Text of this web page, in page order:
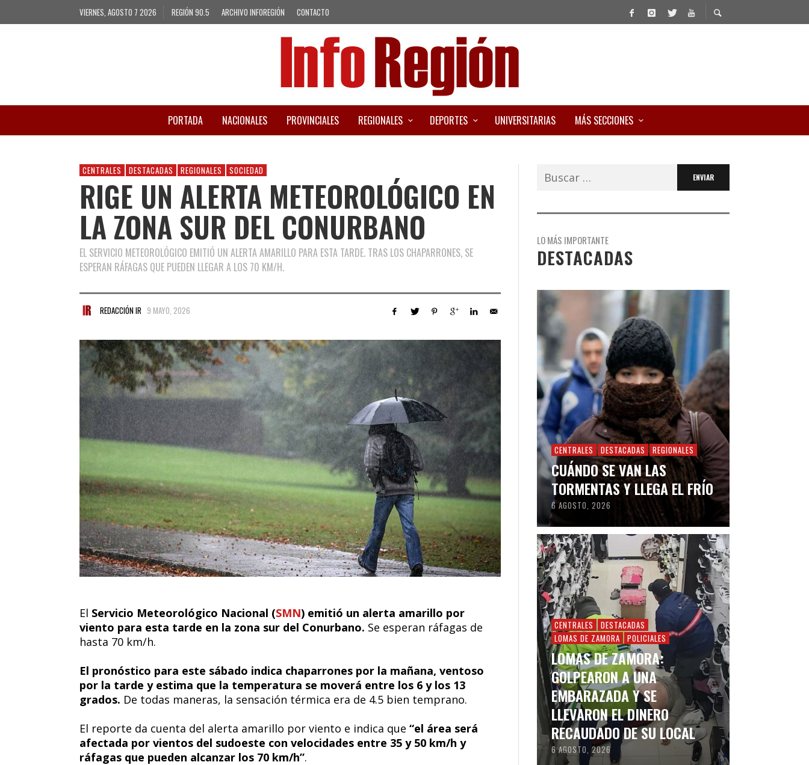
VIERNES, AGOSTO 7 2026 REGIÓN 90.5 ARCHIVO INFOREGIÓN CONTACTO
PORTADA NACIONALES PROVINCIALES REGIONALES DEPORTES UNIVERSITARIAS MÁS SECCIONES
CENTRALES DESTACADAS REGIONALES SOCIEDAD
RIGE UN ALERTA METEOROLÓGICO EN
LA ZONA SUR DEL CONURBANO
EL SERVICIO METEOROLÓGICO EMITIÓ UN ALERTA AMARILLO PARA ESTA TARDE. TRAS LOS CHAPARRONES, SE
ESPERAN RÁFAGAS QUE PUEDEN LLEGAR A LOS 70 KM/H.
REDACCIÓN IR 9 MAYO, 2026
El Servicio Meteorológico Nacional (SMN) emitió un alerta amarillo por
viento para esta tarde en la zona sur del Conurbano. Se esperan ráfagas de
hasta 70 km/h.
El pronóstico para este sábado indica chaparrones por la mañana, ventoso
por la tarde y estima que la temperatura se moverá entre los 6 y los 13
grados. De todas maneras, la sensación térmica era de 4.5 bien temprano.
El reporte da cuenta del alerta amarillo por viento e indica que “el área será
afectada por vientos del sudoeste con velocidades entre 35 y 50 km/h y
ráfagas que pueden alcanzar los 70 km/h”.
Buscar:
LO MÁS IMPORTANTE
DESTACADAS
CENTRALES DESTACADAS REGIONALES
CUÁNDO SE VAN LAS
TORMENTAS Y LLEGA EL FRÍO
6 AGOSTO, 2026
CENTRALES
DESTACADAS
LOMAS DE ZAMORA
POLICIALES
LOMAS DE ZAMORA:
GOLPEARON A UNA
EMBARAZADA Y SE
LLEVARON EL DINERO
RECAUDADO DE SU LOCAL
6 AGOSTO, 2026